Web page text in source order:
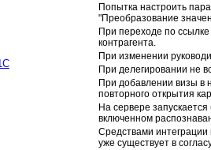
Попытка настроить
"Преобразование
При переходе по
контрагента.
При изменении
При делегировании не
При добавлении визы в
повторного открытия
На сервере
включенном
Средствами интеграции
уже существует в